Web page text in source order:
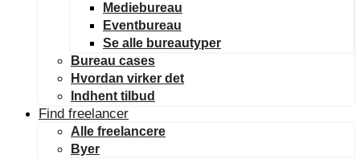
Mediebureau
Eventbureau
Se alle bureautyper
Bureau cases
Hvordan virker det
Indhent tilbud
Find freelancer
Alle freelancere
Byer